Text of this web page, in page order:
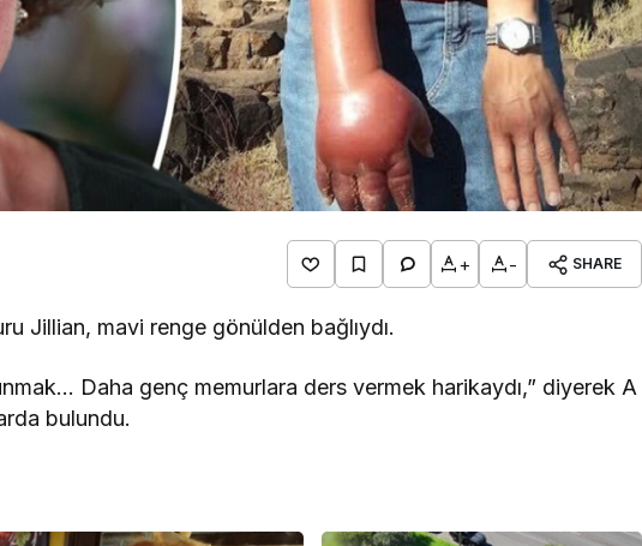
+ - SHARE
Jillian, mavi renge gönülden bağlıydı.
Daha genç memurlara ders vermek harikaydı,” diyerek A
bulundu.